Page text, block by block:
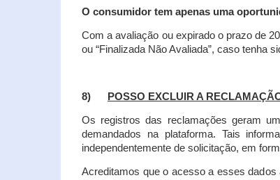
O consumidor tem apenas uma
Com a avaliação ou expirado o prazo de
ou “Finalizada Não Avaliada”, caso tenha
8) POSSO EXCLUIR A
Os registros das reclamações geram
demandados na plataforma. Tais
independentemente de solicitação, em
Acreditamos que o acesso a esses